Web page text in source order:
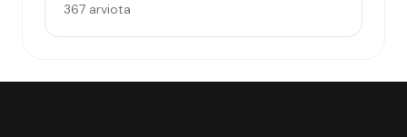
367 arviota